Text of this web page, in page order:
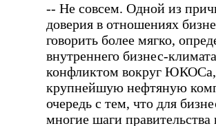
-- Не совсем. Одной из
доверия в отношениях
говорить более мягко,
внутреннего бизнес-
конфликтом вокруг ЮКОСа,
крупнейшую нефтяную
очередь с тем, что для
многие шаги